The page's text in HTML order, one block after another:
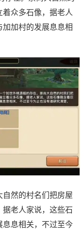
众多石像，据老人
加村的发展息息相
然的村名们把房屋
老人家说，这些石
息相关，不过至今